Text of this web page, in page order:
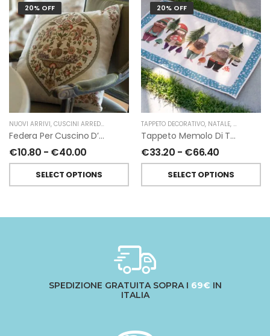
20% OFF
NUOVI ARRIVI, CUSCINI ARREDO TESSITURA TOSCANA TELERIE
Federa Per Cuscino D’arredo Mudra In Lino Di Tessitura Toscana Telerie
€10.80 - €40.00
SELECT OPTIONS
20% OFF
TAPPETO DECORATIVO, NATALE, TESSITURA
Tappeto Memolo Di Tessitura Toscana Telerie
€33.20 - €66.40
SELECT OPTIONS
SPEDIZIONE GRATUITA SOPRA I 69€ IN
ITALIA